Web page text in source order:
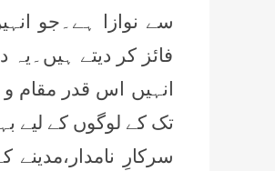
سے نوازا ہے۔جو
فائز کر دیتے
انہیں اس قدر مقام
تک کے لوگوں کے لیے
سرکارِ